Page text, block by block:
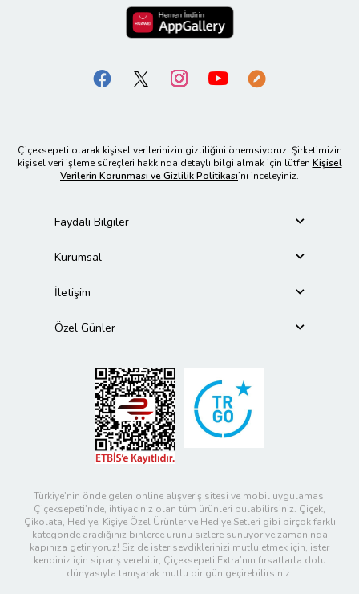
Çiçeksepeti olarak kişisel verilerinizin gizliliğini önemsiyoruz. Şirketimizin
kişisel veri işleme süreçleri hakkında detaylı bilgi almak için lütfen Kişisel
Verilerin Korunması ve Gizlilik Politikası’nı inceleyiniz.
Faydalı Bilgiler
Kurumsal
İletişim
Özel Günler
Türkiye’nin önde gelen online alışveriş sitesi ve mobil uygulaması
Çiçeksepeti’nde, ihtiyacınız olan tüm ürünleri bulabilirsiniz. Çiçek,
Çikolata, Hediye, Kişiye Özel Ürünler ve Hediye Setleri gibi birçok farklı
kategoride aradığınız binlerce ürünü sizlere sunuyor ve zamanında
kapınıza getiriyoruz! Siz de ister sevdiklerinizi mutlu etmek için, ister
kendiniz için sipariş verebilir; Çiçeksepeti Extra’nın fırsatlarla dolu
dünyasıyla tanışarak mutlu bir gün geçirebilirsiniz.